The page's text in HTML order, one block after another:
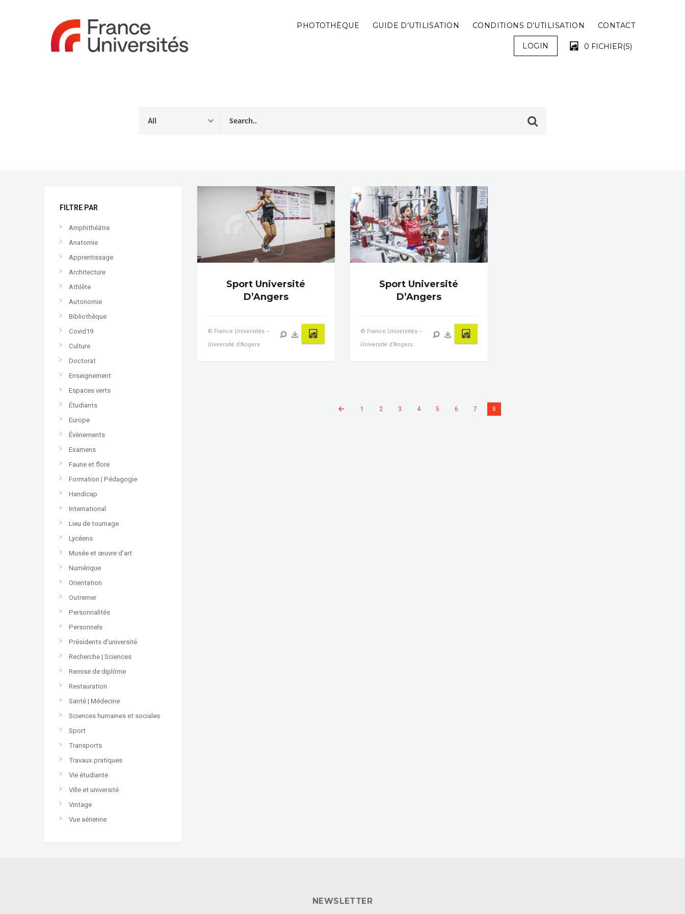
PHOTOTHÈQUE GUIDE D’UTILISATION CONDITIONS D’UTILISATION CONTACT
LOGIN 0 FICHIER(S)
FILTRE PAR
Amphithéâtre
Anatomie
Apprentissage
Architecture
Athlète
Autonomie
Bibliothèque
Covid19
Culture
Doctorat
Enseignement
Espaces verts
Étudiants
Europe
Évènements
Examens
Faune et flore
Formation | Pédagogie
Handicap
International
Lieu de tournage
Lycéens
Musée et œuvre d’art
Numérique
Orientation
Outremer
Personnalités
Personnels
Présidents d'université
Recherche | Sciences
Remise de diplôme
Restauration
Santé | Médecine
Sciences humaines et sociales
Sport
Transports
Travaux pratiques
Vie étudiante
Ville et université
Vintage
Vue aérienne
Sport Université
D’Angers
© France Universités –
Université d'Angers
Sport Université
D’Angers
© France Universités –
Université d'Angers
1 2 3 4 5 6 7 8
NEWSLETTER